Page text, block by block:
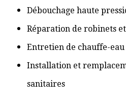
Débouchage haute
Réparation de robinets et
Entretien de chauffe-
Installation et
sanitaires